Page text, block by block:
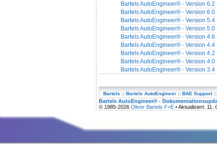
Bartels AutoEngineer® - Version
Bartels AutoEngineer® - Version
Bartels AutoEngineer® - Version
Bartels AutoEngineer® - Version
Bartels AutoEngineer® - Version
Bartels AutoEngineer® - Version
Bartels AutoEngineer® - Version
Bartels AutoEngineer® - Version
Bartels AutoEngineer® - Version
Bartels :: Bartels AutoEngineer :: BAE Support ::
Bartels AutoEngineer® -
© 1985-2026 Oliver Bartels F+E • Aktualisiert: 11.